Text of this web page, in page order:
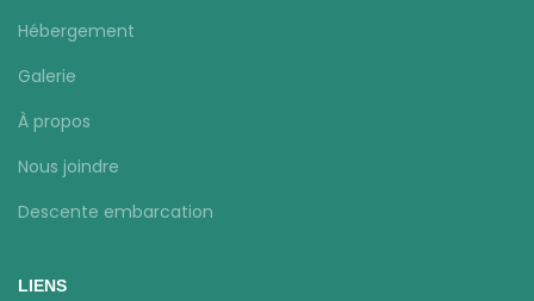
Hébergement
Galerie
À propos
Nous joindre
Descente embarcation
LIENS